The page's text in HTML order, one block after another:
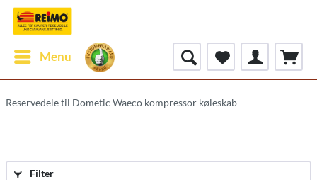
Menu
Reservedele til Dometic Waeco kompressor køleskab
Filter